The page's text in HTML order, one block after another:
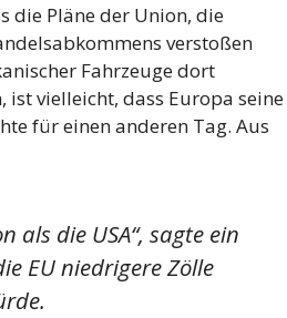
die Pläne der Union, die
verstoßen
Fahrzeuge dort
ist vielleicht, dass Europa seine
für einen anderen Tag. Aus
als die USA“, sagte ein
EU niedrigere Zölle